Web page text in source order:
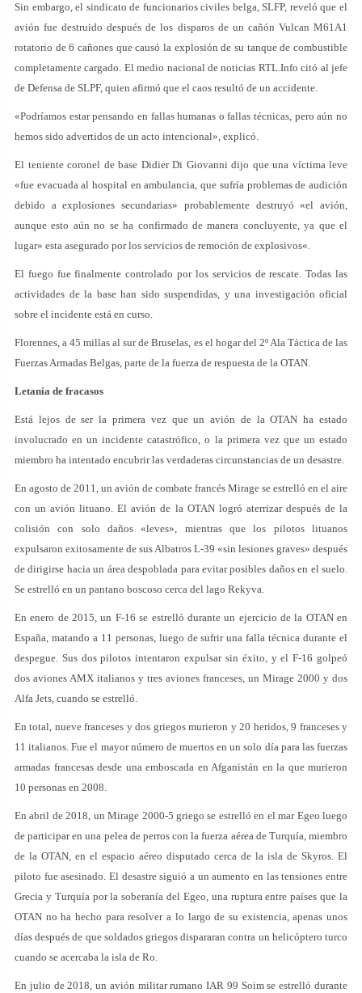
Sin embargo, el sindicato de funcionarios civiles belga, SLFP, reveló que el
avión fue destruido después de los disparos de un cañón Vulcan M61A1
rotatorio de 6 cañones que causó la explosión de su tanque de combustible
completamente cargado. El medio nacional de noticias RTL.Info citó al jefe
de Defensa de SLPF, quien afirmó que el caos resultó de un accidente.
«Podríamos estar pensando en fallas humanas o fallas técnicas, pero aún no
hemos sido advertidos de un acto intencional», explicó.
El teniente coronel de base Didier Di Giovanni dijo que una víctima leve
«fue evacuada al hospital en ambulancia, que sufría problemas de audición
debido a explosiones secundarias» probablemente destruyó «el avión,
aunque esto aún no se ha confirmado de manera concluyente, ya que el
lugar» esta asegurado por los servicios de remoción de explosivos«.
El fuego fue finalmente controlado por los servicios de rescate. Todas las
actividades de la base han sido suspendidas, y una investigación oficial
sobre el incidente está en curso.
Florennes, a 45 millas al sur de Bruselas, es el hogar del 2º Ala Táctica de las
Fuerzas Armadas Belgas, parte de la fuerza de respuesta de la OTAN.
Letanía de fracasos
Está lejos de ser la primera vez que un avión de la OTAN ha estado
involucrado en un incidente catastrófico, o la primera vez que un estado
miembro ha intentado encubrir las verdaderas circunstancias de un desastre.
En agosto de 2011, un avión de combate francés Mirage se estrelló en el aire
con un avión lituano. El avión de la OTAN logró aterrizar después de la
colisión con solo daños «leves», mientras que los pilotos lituanos
expulsaron exitosamente de sus Albatros L-39 «sin lesiones graves» después
de dirigirse hacia un área despoblada para evitar posibles daños en el suelo.
Se estrelló en un pantano boscoso cerca del lago Rekyva.
En enero de 2015, un F-16 se estrelló durante un ejercicio de la OTAN en
España, matando a 11 personas, luego de sufrir una falla técnica durante el
despegue. Sus dos pilotos intentaron expulsar sin éxito, y el F-16 golpeó
dos aviones AMX italianos y tres aviones franceses, un Mirage 2000 y dos
Alfa Jets, cuando se estrelló.
En total, nueve franceses y dos griegos murieron y 20 heridos, 9 franceses y
11 italianos. Fue el mayor número de muertos en un solo día para las fuerzas
armadas francesas desde una emboscada en Afganistán en la que murieron
10 personas en 2008.
En abril de 2018, un Mirage 2000-5 griego se estrelló en el mar Egeo luego
de participar en una pelea de perros con la fuerza aérea de Turquía, miembro
de la OTAN, en el espacio aéreo disputado cerca de la isla de Skyros. El
piloto fue asesinado. El desastre siguió a un aumento en las tensiones entre
Grecia y Turquía por la soberanía del Egeo, una ruptura entre países que la
OTAN no ha hecho para resolver a lo largo de su existencia, apenas unos
días después de que soldados griegos dispararan contra un helicóptero turco
cuando se acercaba la isla de Ro.
En julio de 2018, un avión militar rumano IAR 99 Soim se estrelló durante